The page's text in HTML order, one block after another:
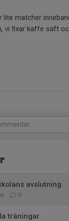
lite matcher
vi fixar kaffe saft
avslutning
0
träningar